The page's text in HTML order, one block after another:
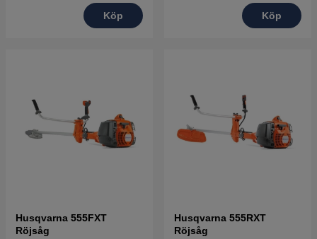
Köp Köp
Husqvarna 555FXT
Röjsåg
Husqvarna 555RXT
Röjsåg